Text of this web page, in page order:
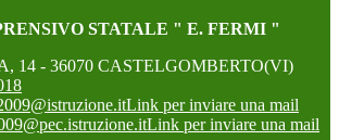
STATALE " E. FERMI "
14 - 36070 CASTELGOMBERTO(VI)
Link per inviare una mail
Link per inviare una mail